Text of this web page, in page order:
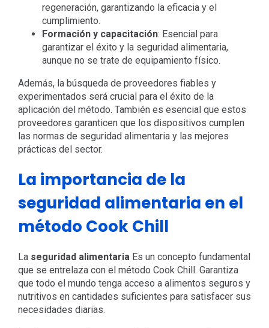
regeneración, garantizando la eficacia y el
cumplimiento.
Formación y capacitación: Esencial para
garantizar el éxito y la seguridad alimentaria,
aunque no se trate de equipamiento físico.
Además, la búsqueda de proveedores fiables y
experimentados será crucial para el éxito de la
aplicación del método. También es esencial que estos
proveedores garanticen que los dispositivos cumplen
las normas de seguridad alimentaria y las mejores
prácticas del sector.
La importancia de la
seguridad alimentaria en el
método Cook Chill
La seguridad alimentariaEs un concepto fundamental
que se entrelaza con el método Cook Chill. Garantiza
que todo el mundo tenga acceso a alimentos seguros y
nutritivos en cantidades suficientes para satisfacer sus
necesidades diarias.